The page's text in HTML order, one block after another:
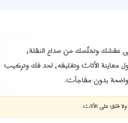
عفشك وتخلّصك من صداع النقلة،
معاينة الأثاث وتغليفه، لحد فك وتركيب
واضحة بدون مفاجآت.
قلق على الأثاث.